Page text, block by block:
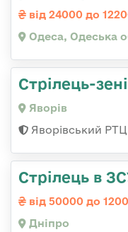
від 24000 до
Одеса, Одеська
Стрілець-
Яворів
Яворівський
Стрілець в
від 50000 до
Дніпро